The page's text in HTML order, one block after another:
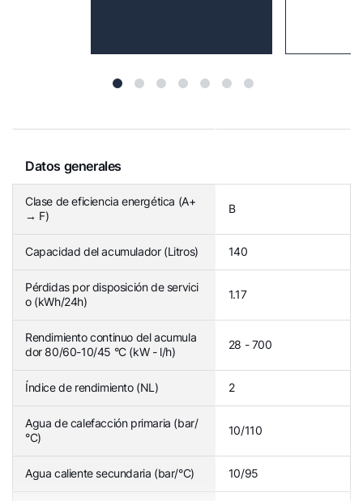
Datos generales
Clase de eficiencia energética (A+
→ F)
B
Capacidad del acumulador (Litros) 140
Pérdidas por disposición de servici
o (kWh/24h)
1.17
Rendimiento continuo del acumula
dor 80/60-10/45 °C (kW - l/h)
28 - 700
Índice de rendimiento (NL) 2
Agua de calefacción primaria (bar/
°C)
10/110
Agua caliente secundaria (bar/°C) 10/95